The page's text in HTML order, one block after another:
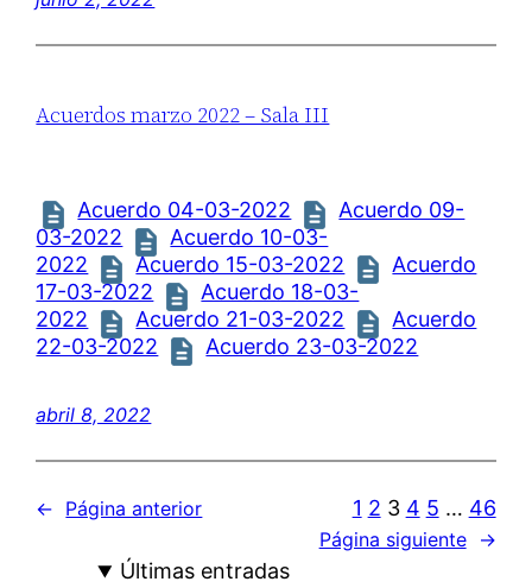
Acuerdos marzo 2022 – Sala III
Acuerdo 04-03-2022
Acuerdo 09-
03-2022
Acuerdo 10-03-
2022
Acuerdo 15-03-2022
Acuerdo
17-03-2022
Acuerdo 18-03-
2022
Acuerdo 21-03-2022
Acuerdo
22-03-2022
Acuerdo 23-03-2022
abril 8, 2022
← Página anterior 1 2 3 4 5 … 46
Página siguiente →
Últimas entradas